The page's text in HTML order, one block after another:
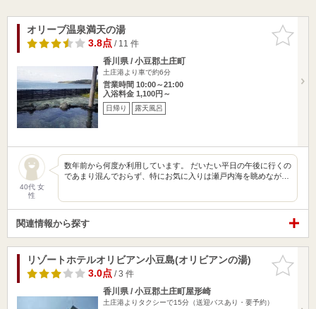
お気に入
りに追加
オリーブ温泉満天の湯
3.8点/ 11 件
香川県 / 小豆郡土庄町
土庄港より車で約6分
営業時間 10:00～21:00
入浴料金 1,100円～
日帰り 露天風呂
40代 女
性
数年前から何度か利用しています。 だいたい平日の午後に行くの
であまり混んでおらず、特にお気に入りは瀬戸内海を眺めなが…
関連情報から探す
お気に入
りに追加
リゾートホテルオリビアン小豆島(オリビアンの湯)
3.0点/ 3 件
香川県 / 小豆郡土庄町屋形崎
土庄港よりタクシーで15分（送迎バスあり・要予約）